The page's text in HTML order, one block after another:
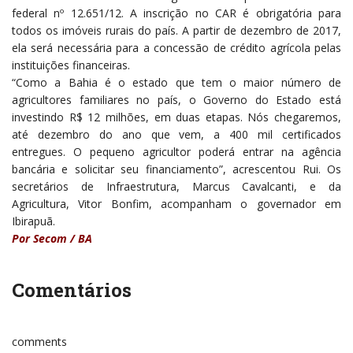
federal nº 12.651/12. A inscrição no CAR é obrigatória para
todos os imóveis rurais do país. A partir de dezembro de 2017,
ela será necessária para a concessão de crédito agrícola pelas
instituições financeiras.
“Como a Bahia é o estado que tem o maior número de
agricultores familiares no país, o Governo do Estado está
investindo R$ 12 milhões, em duas etapas. Nós chegaremos,
até dezembro do ano que vem, a 400 mil certificados
entregues. O pequeno agricultor poderá entrar na agência
bancária e solicitar seu financiamento”, acrescentou Rui. Os
secretários de Infraestrutura, Marcus Cavalcanti, e da
Agricultura, Vitor Bonfim, acompanham o governador em
Ibirapuã.
Por Secom / BA
Comentários
comments